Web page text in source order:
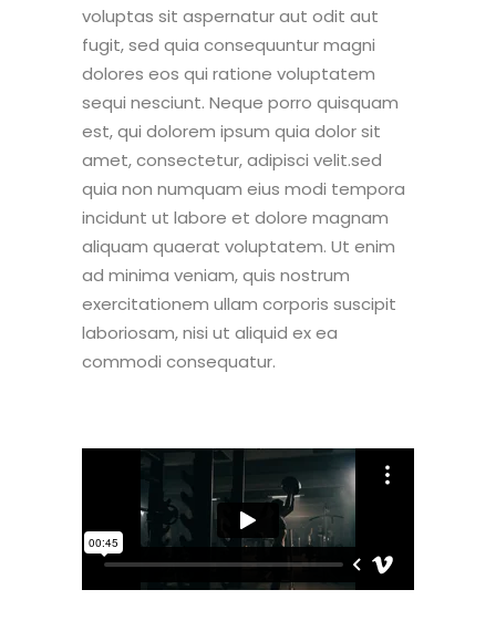
voluptas sit aspernatur aut odit aut
fugit, sed quia consequuntur magni
dolores eos qui ratione voluptatem
sequi nesciunt. Neque porro quisquam
est, qui dolorem ipsum quia dolor sit
amet, consectetur, adipisci velit.sed
quia non numquam eius modi tempora
incidunt ut labore et dolore magnam
aliquam quaerat voluptatem. Ut enim
ad minima veniam, quis nostrum
exercitationem ullam corporis suscipit
laboriosam, nisi ut aliquid ex ea
commodi consequatur.